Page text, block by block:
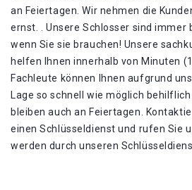
an Feiertagen. Wir nehmen die
ernst. . Unsere Schlosser sind immer
wenn Sie sie brauchen! Unsere
helfen Ihnen innerhalb von Minuten
Fachleute können Ihnen aufgrund
Lage so schnell wie möglich
bleiben auch an Feiertagen.
einen Schlüsseldienst und rufen Sie
werden durch unseren